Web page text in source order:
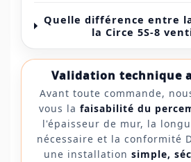
Quelle différence entre
la Circe 5S-8
Validation technique
Avant toute commande,
vous la faisabilité du
l'épaisseur de mur, la
nécessaire et la conformité
une installation simple,